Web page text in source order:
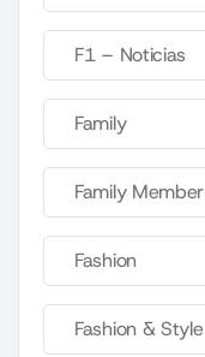
F1 – Noticias
Family
Family Member
Fashion
Fashion & Style